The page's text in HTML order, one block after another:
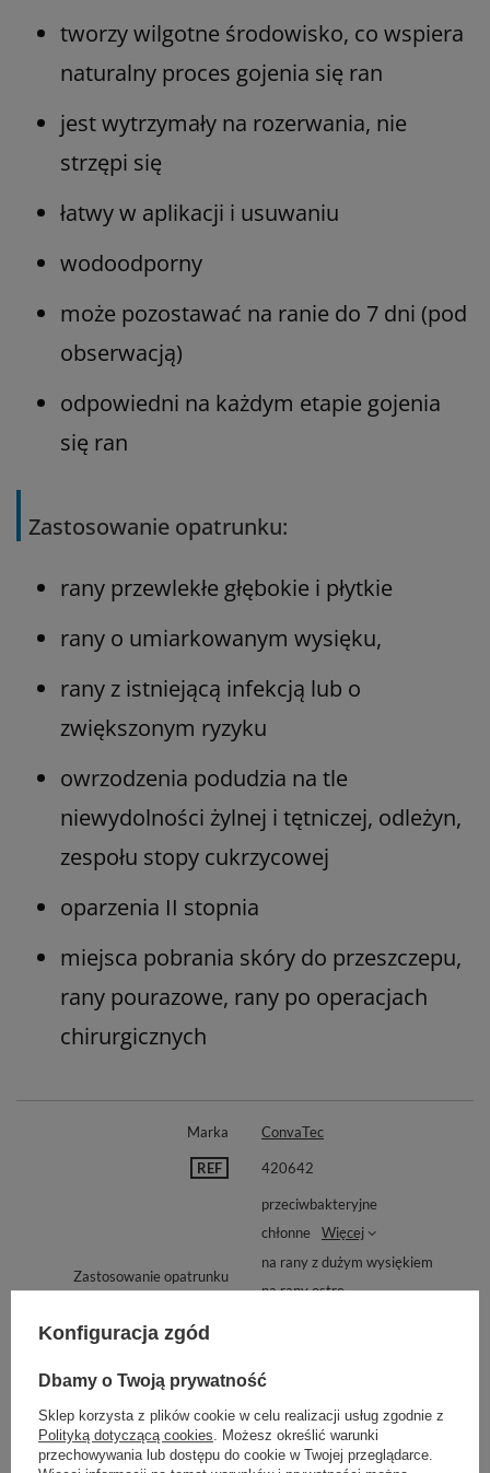
tworzy wilgotne środowisko, co wspiera
naturalny proces gojenia się ran
jest wytrzymały na rozerwania, nie
strzępi się
łatwy w aplikacji i usuwaniu
wodoodporny
może pozostawać na ranie do 7 dni (pod
obserwacją)
odpowiedni na każdym etapie gojenia
się ran
Zastosowanie opatrunku:
rany przewlekłe głębokie i płytkie
rany o umiarkowanym wysięku,
rany z istniejącą infekcją lub o
zwiększonym ryzyku
owrzodzenia podudzia na tle
niewydolności żylnej i tętniczej, odleżyn,
zespołu stopy cukrzycowej
oparzenia II stopnia
miejsca pobrania skóry do przeszczepu,
rany pourazowe, rany po operacjach
chirurgicznych
Marka ConvaTec
REF 420642
Zastosowanie opatrunku
przeciwbakteryjne
chłonne
Więcej
na rany z dużym wysiękiem
na rany ostre
Zobacz podobne:
Konfiguracja zgód
Dbamy o Twoją prywatność
Sklep korzysta z plików cookie w celu realizacji usług zgodnie z
Polityką dotyczącą cookies . Możesz określić warunki
przechowywania lub dostępu do cookie w Twojej przeglądarce.